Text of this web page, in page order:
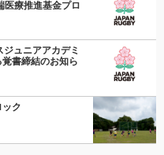
医療推進基金プロ
ュニアアカデミ
書締結のお知ら
ク